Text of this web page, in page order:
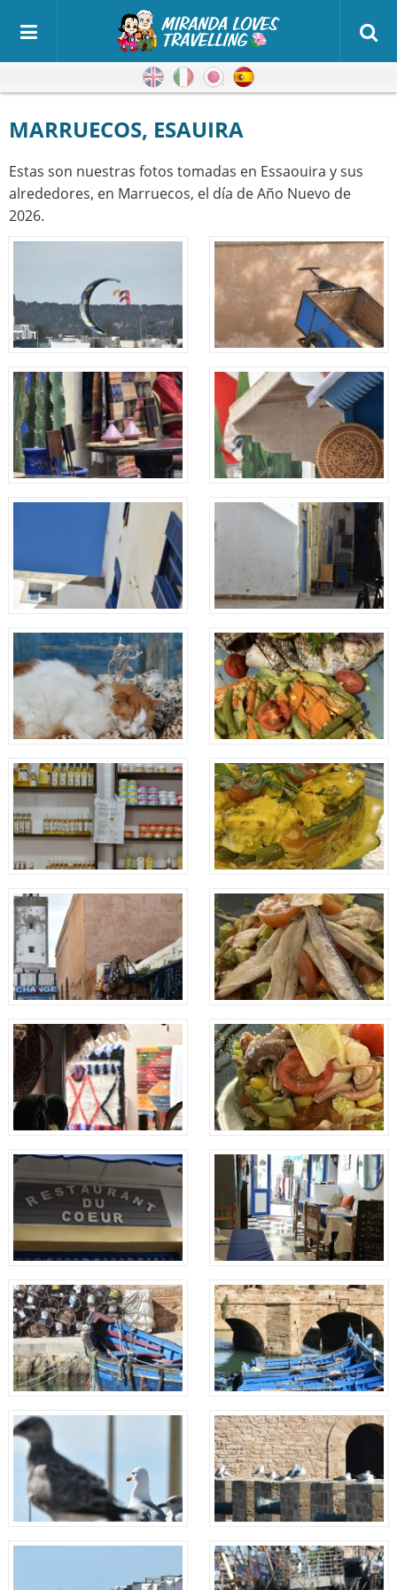
Inglés ItalianoJaponés
MARRUECOS, ESAUIRA
Estas son nuestras fotos tomadas en Essaouira y sus
alrededores, en Marruecos, el día de Año Nuevo de
2026.